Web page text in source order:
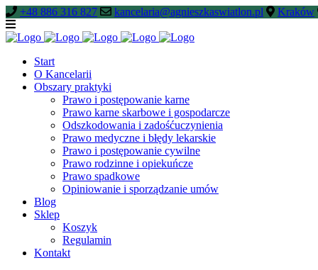
+48 886 316 827 kancelaria@agnieszkaswiatlon.pl Kraków
Start
O Kancelarii
Obszary praktyki
Prawo i postępowanie karne
Prawo karne skarbowe i gospodarcze
Odszkodowania i zadośćuczynienia
Prawo medyczne i błędy lekarskie
Prawo i postępowanie cywilne
Prawo rodzinne i opiekuńcze
Prawo spadkowe
Opiniowanie i sporządzanie umów
Blog
Sklep
Koszyk
Regulamin
Kontakt